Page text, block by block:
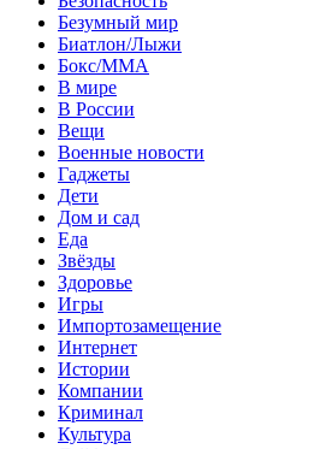
Безумный мир
Биатлон/Лыжи
Бокс/MMA
В мире
В России
Вещи
Военные новости
Гаджеты
Дети
Дом и сад
Еда
Звёзды
Здоровье
Игры
Импортозамещение
Интернет
Истории
Компании
Криминал
Культура